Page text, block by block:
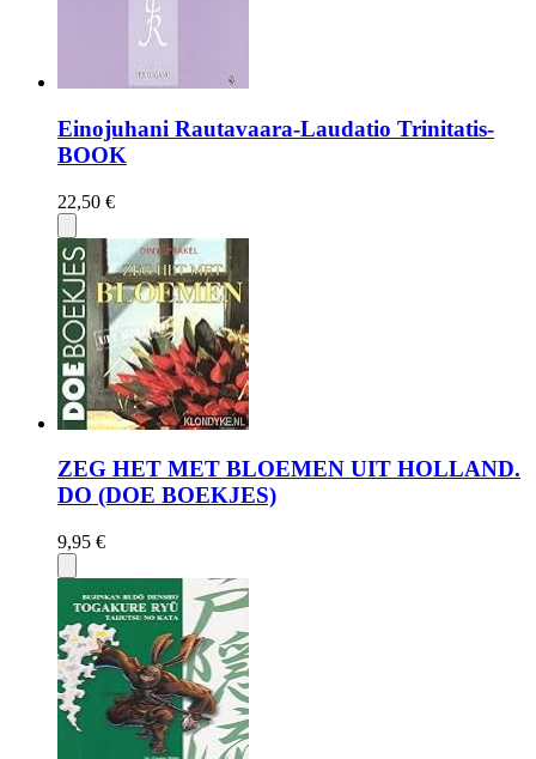
Einojuhani Rautavaara-Laudatio Trinitatis-
BOOK
22,50 €
ZEG HET MET BLOEMEN UIT HOLLAND.
DO (DOE BOEKJES)
9,95 €